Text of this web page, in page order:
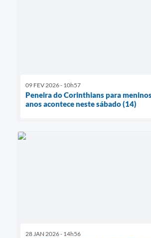
09 FEV 2026 - 10h57
Peneira do Corinthians para
anos acontece neste sábado (14)
28 JAN 2026 - 14h56